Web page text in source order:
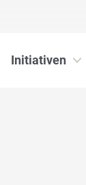
Initiativen